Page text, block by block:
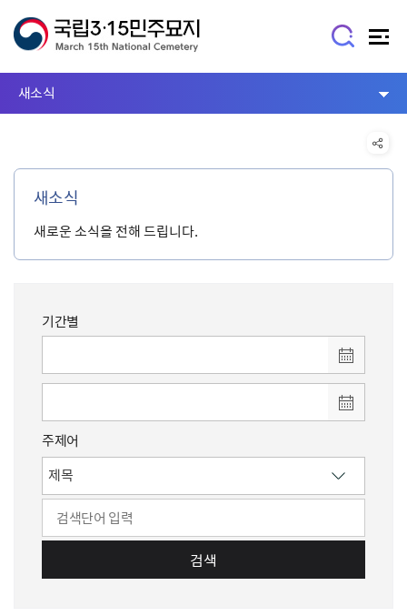
새소식
새소식
새로운 소식을 전해 드립니다.
기간별
주제어
검색